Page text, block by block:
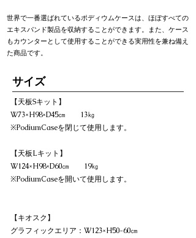
世界で一番選ばれているポディウムケースは、ほぼすべての
エキスパンド製品を収納することができます。また、ケース
もカウンターとして使用することができる実用性を兼ね備え
た商品です。
​サイズ
【天板Sキット】
W73×H98×D45㎝ 13㎏
※PodiumCaseを閉じて使用します。
【天板Lキット】
W124×H98×D60㎝ 19㎏
※PodiumCaseを開いて使用します。
【キオスク】
グラフィックエリア：W123×H50-60㎝